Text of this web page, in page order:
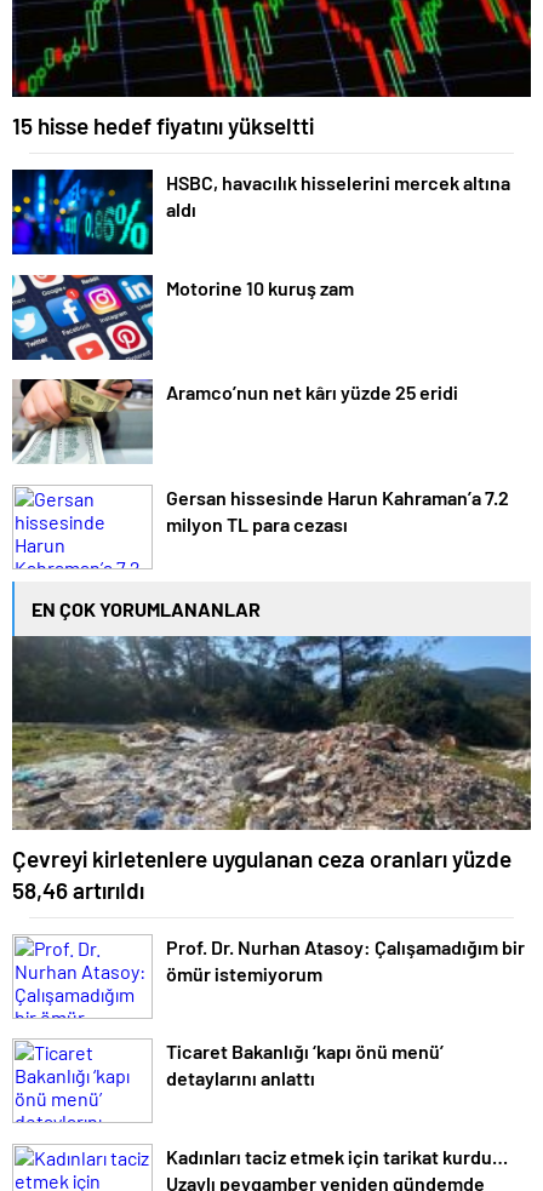
15 hisse hedef fiyatını yükseltti
HSBC, havacılık hisselerini mercek altına
aldı
Motorine 10 kuruş zam
Aramco’nun net kârı yüzde 25 eridi
Gersan hissesinde Harun Kahraman’a 7.2
milyon TL para cezası
EN ÇOK YORUMLANANLAR
Çevreyi kirletenlere uygulanan ceza oranları yüzde
58,46 artırıldı
Prof. Dr. Nurhan Atasoy: Çalışamadığım bir
ömür istemiyorum
Ticaret Bakanlığı ‘kapı önü menü’
detaylarını anlattı
Kadınları taciz etmek için tarikat kurdu…
Uzaylı peygamber yeniden gündemde